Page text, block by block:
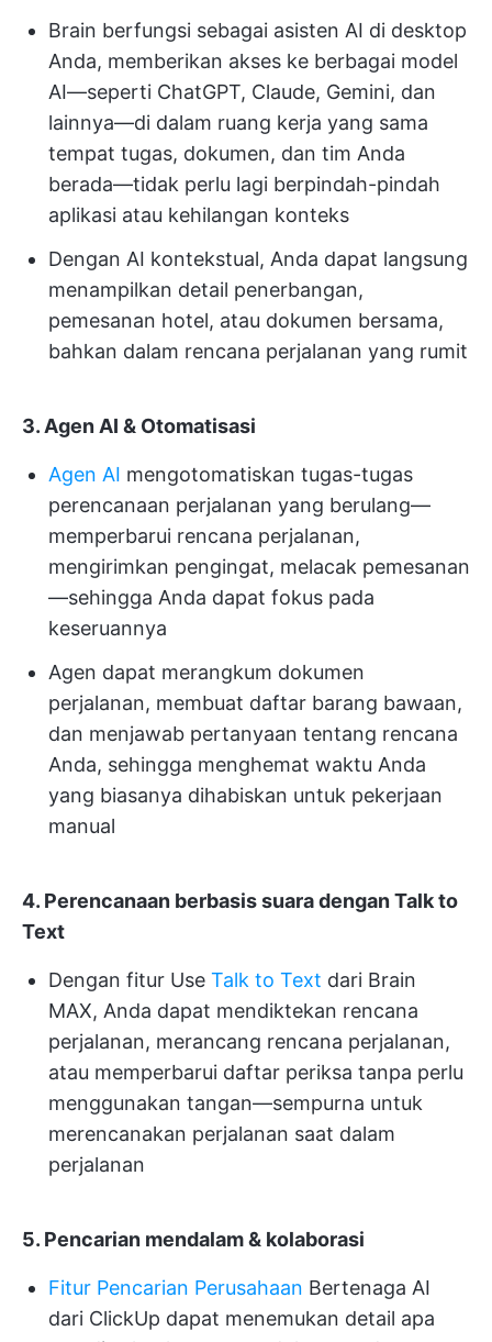
Brain berfungsi sebagai asisten AI di desktop
Anda, memberikan akses ke berbagai model
AI—seperti ChatGPT, Claude, Gemini, dan
lainnya—di dalam ruang kerja yang sama
tempat tugas, dokumen, dan tim Anda
berada—tidak perlu lagi berpindah-pindah
aplikasi atau kehilangan konteks
Dengan AI kontekstual, Anda dapat langsung
menampilkan detail penerbangan,
pemesanan hotel, atau dokumen bersama,
bahkan dalam rencana perjalanan yang rumit
3. Agen AI & Otomatisasi
Agen AI mengotomatiskan tugas-tugas
perencanaan perjalanan yang berulang—
memperbarui rencana perjalanan,
mengirimkan pengingat, melacak pemesanan
—sehingga Anda dapat fokus pada
keseruannya
Agen dapat merangkum dokumen
perjalanan, membuat daftar barang bawaan,
dan menjawab pertanyaan tentang rencana
Anda, sehingga menghemat waktu Anda
yang biasanya dihabiskan untuk pekerjaan
manual
4. Perencanaan berbasis suara dengan Talk to
Text
Dengan fitur Use Talk to Text dari Brain
MAX, Anda dapat mendiktekan rencana
perjalanan, merancang rencana perjalanan,
atau memperbarui daftar periksa tanpa perlu
menggunakan tangan—sempurna untuk
merencanakan perjalanan saat dalam
perjalanan
5. Pencarian mendalam & kolaborasi
Fitur Pencarian Perusahaan Bertenaga AI
dari ClickUp dapat menemukan detail apa